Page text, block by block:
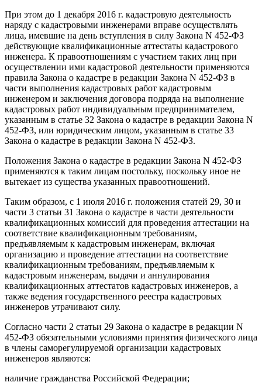
При этом до 1 декабря 2016 г. кадастровую деятельность
наряду с кадастровыми инженерами вправе осуществлять
лица, имевшие на день вступления в силу Закона N 452-ФЗ
действующие квалификационные аттестаты кадастрового
инженера. К правоотношениям с участием таких лиц при
осуществлении ими кадастровой деятельности применяются
правила Закона о кадастре в редакции Закона N 452-ФЗ в
части выполнения кадастровых работ кадастровым
инженером и заключения договора подряда на выполнение
кадастровых работ индивидуальным предпринимателем,
указанным в статье 32 Закона о кадастре в редакции Закона N
452-ФЗ, или юридическим лицом, указанным в статье 33
Закона о кадастре в редакции Закона N 452-ФЗ.
Положения Закона о кадастре в редакции Закона N 452-ФЗ
применяются к таким лицам постольку, поскольку иное не
вытекает из существа указанных правоотношений.
Таким образом, с 1 июля 2016 г. положения статей 29, 30 и
части 3 статьи 31 Закона о кадастре в части деятельности
квалификационных комиссий для проведения аттестации на
соответствие квалификационным требованиям,
предъявляемым к кадастровым инженерам, включая
организацию и проведение аттестации на соответствие
квалификационным требованиям, предъявляемым к
кадастровым инженерам, выдачи и аннулирования
квалификационных аттестатов кадастровых инженеров, а
также ведения государственного реестра кадастровых
инженеров утрачивают силу.
Согласно части 2 статьи 29 Закона о кадастре в редакции N
452-ФЗ обязательными условиями принятия физического лица
в члены саморегулируемой организации кадастровых
инженеров являются:
наличие гражданства Российской Федерации;